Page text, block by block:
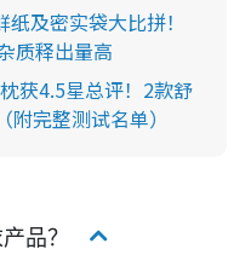
及密实袋大比拼！
质释出量高
获4.5星总评！2款舒
完整测试名单）
品？